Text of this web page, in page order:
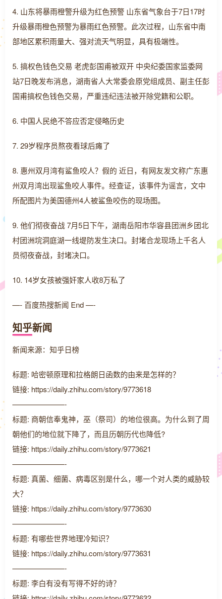
4. 山东将暴雨橙警升级为红色预警 山东省气象台于7日17时
升级暴雨橙色预警为暴雨红色预警。此次过程，山东省中南
部地区累积雨量大、强对流天气明显，具有极端性。
5. 搞权色钱色交易 老虎彭国甫被双开 中央纪委国家监委网
站7日晚发布消息，湖南省人大常委会原党组成员、副主任彭
国甫搞权色钱色交易，严重违纪违法被开除党籍和公职。
6. 中国人民绝不答应否定侵略历史
7. 29岁程序员熬夜看球后瘫了
8. 惠州双月湾有鲨鱼咬人？假的 近日，有网友发文称广东惠
州双月湾出现鲨鱼咬人事件。经查证，该事件为谣言，文中
所配图片为美国德州4人被鲨鱼咬伤的现场图。
9. 他们彻夜奋战 7月5日下午，湖南岳阳市华容县团洲乡团北
村团洲垸洞庭湖一线堤防发生决口。封堵合龙现场上千名人
员彻夜奋战，封堵决口。
10. 14岁女孩被强奸家人收8万私了
—- 百度热搜新闻 End —-
知乎新闻
新闻来源：知乎日榜
标题: 哈密顿原理和拉格朗日函数的由来是怎样的？
链接: https://daily.zhihu.com/story/9773618
———————-
标题: 商朝信奉鬼神，巫（祭司）的地位很高。为什么到了周
朝他们的地位就下降了，而且历朝历代也降低?
链接: https://daily.zhihu.com/story/9773621
———————-
标题: 真菌、细菌、病毒区别是什么，哪一个对人类的威胁较
大？
链接: https://daily.zhihu.com/story/9773630
———————-
标题: 有哪些世界地理冷知识？
链接: https://daily.zhihu.com/story/9773631
———————-
标题: 李白有没有写得不好的诗？